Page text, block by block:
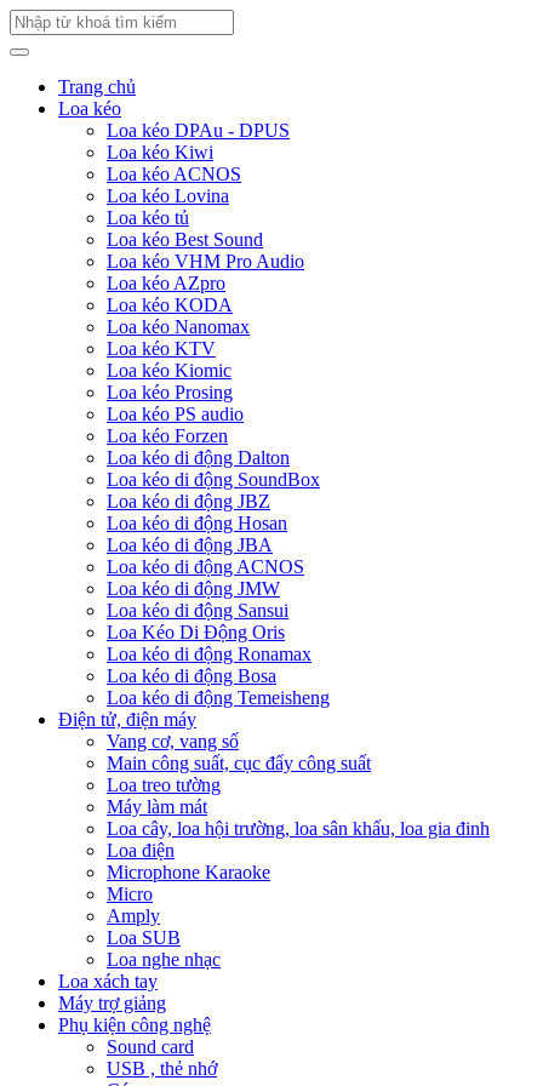
Trang chủ
Loa kéo
Loa kéo DPAu - DPUS
Loa kéo Kiwi
Loa kéo ACNOS
Loa kéo Lovina
Loa kéo tủ
Loa kéo Best Sound
Loa kéo VHM Pro Audio
Loa kéo AZpro
Loa kéo KODA
Loa kéo Nanomax
Loa kéo KTV
Loa kéo Kiomic
Loa kéo Prosing
Loa kéo PS audio
Loa kéo Forzen
Loa kéo di động Dalton
Loa kéo di động SoundBox
Loa kéo di động JBZ
Loa kéo di động Hosan
Loa kéo di động JBA
Loa kéo di động ACNOS
Loa kéo di động JMW
Loa kéo di động Sansui
Loa Kéo Di Động Oris
Loa kéo di động Ronamax
Loa kéo di động Bosa
Loa kéo di động Temeisheng
Điện tử, điện máy
Vang cơ, vang số
Main công suất, cục đẩy công suất
Loa treo tường
Máy làm mát
Loa cây, loa hội trường, loa sân khấu, loa gia đinh
Loa điện
Microphone Karaoke
Micro
Amply
Loa SUB
Loa nghe nhạc
Loa xách tay
Máy trợ giảng
Phụ kiện công nghệ
Sound card
USB , thẻ nhớ